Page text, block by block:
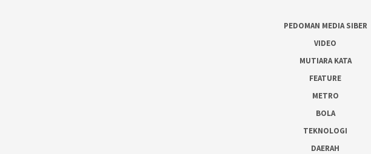
PEDOMAN MEDIA SIBER
VIDEO
MUTIARA KATA
FEATURE
METRO
BOLA
TEKNOLOGI
DAERAH